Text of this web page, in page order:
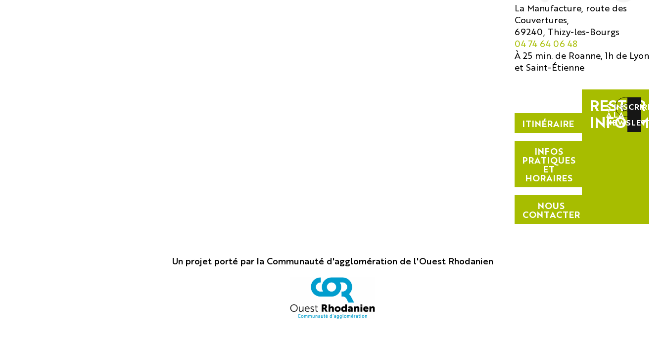
La Manufacture, route des
Couvertures,
69240, Thizy-les-Bourgs
04 74 64 06 48
À 25 min. de Roanne, 1h de Lyon
et Saint-Étienne
ITINÉRAIRE
INFOS
PRATIQUES
ET
HORAIRES
NOUS
CONTACTER
RESTER
INFORMÉ
S'INSCRIRE
À LA
NEWSLETTER
Un projet porté par la Communauté d'agglomération de l'Ouest Rhodanien